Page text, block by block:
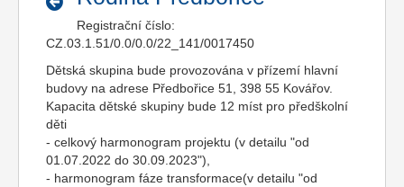
Registrační číslo:
CZ.03.1.51/0.0/0.0/22_141/0017450
Dětská skupina bude provozována v přízemí hlavní
budovy na adrese Předbořice 51, 398 55 Kovářov.
Kapacita dětské skupiny bude 12 míst pro předškolní
děti
- celkový harmonogram projektu (v detailu "od
01.07.2022 do 30.09.2023"),
- harmonogram fáze transformace(v detailu "od